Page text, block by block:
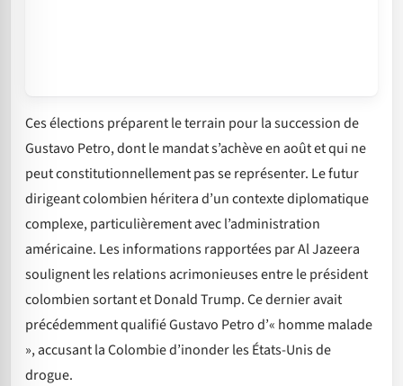
Ces élections préparent le terrain pour la succession de
Gustavo Petro, dont le mandat s’achève en août et qui ne
peut constitutionnellement pas se représenter. Le futur
dirigeant colombien héritera d’un contexte diplomatique
complexe, particulièrement avec l’administration
américaine. Les informations rapportées par Al Jazeera
soulignent les relations acrimonieuses entre le président
colombien sortant et Donald Trump. Ce dernier avait
précédemment qualifié Gustavo Petro d’« homme malade
», accusant la Colombie d’inonder les États-Unis de
drogue.